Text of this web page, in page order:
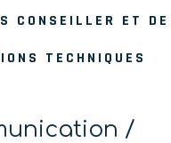
CONSEILLER ET DE
TECHNIQUES
/